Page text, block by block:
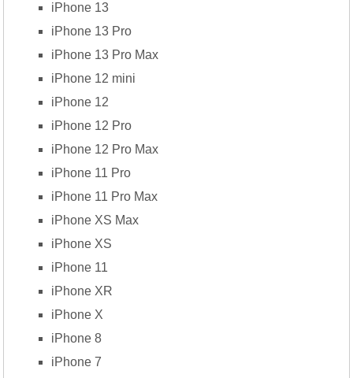
iPhone 13
iPhone 13 Pro
iPhone 13 Pro Max
iPhone 12 mini
iPhone 12
iPhone 12 Pro
iPhone 12 Pro Max
iPhone 11 Pro
iPhone 11 Pro Max
iPhone XS Max
iPhone XS
iPhone 11
iPhone XR
iPhone X
iPhone 8
iPhone 7